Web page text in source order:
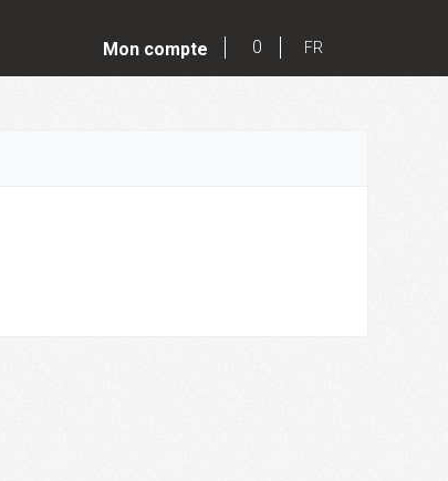
Mon compte 0 FR